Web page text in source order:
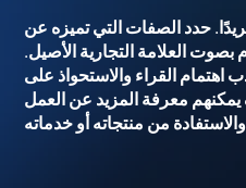
حدد الصفات التي تميزه عن
بصوت العلامة التجارية الأصيل.
القراء والاستحواذ على
يمكنهم معرفة المزيد عن العمل